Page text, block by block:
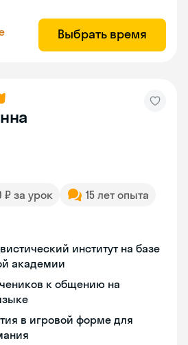
Выбрать время
₽ за урок
15 лет опыта
институт на базе
академии
к общению на
в игровой форме для